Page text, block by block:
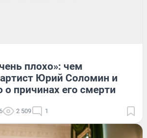
плохо»: чем
Юрий Соломин и
о причинах его смерти
2 509 1